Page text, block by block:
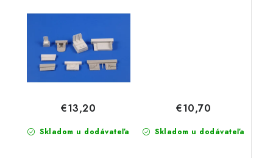
Skladom u dodávateľa
€13,20
Skladom u dodávateľa
€10,70